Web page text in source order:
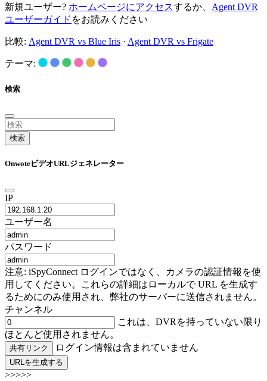
新規ユーザー? ホームページにアクセスするか、 Agent DVR
ユーザーガイド をお読みください
比較: Agent DVR vs Blue Iris · Agent DVR vs Frigate
テーマ:
検索
検索
OnwoteビデオURLジェネレーター
IP
ユーザー名
パスワード
注意: iSpyConnect ログインではなく、カメラの認証情報を使
用してください。これらの詳細はローカルで URL を生成す
るためにのみ使用され、弊社のサーバーに送信されません。
チャンネル
これは、DVRを持っていない限り
ほとんど使用されません。
共有リンク ログイン情報は含まれていません
URLを生成する
>>>>>